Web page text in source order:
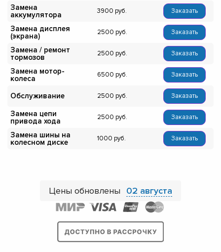
Замена
аккумулятора
3900 Заказать
Замена дисплея
(экрана)
2500 Заказать
Замена / ремонт
тормозов
2500 Заказать
Замена мотор-
колеса
6500 Заказать
Обслуживание 2500 Заказать
Замена цепи
привода хода
2500 Заказать
Замена шины на
колесном диске
1000 Заказать
Цены обновлены 02 августа